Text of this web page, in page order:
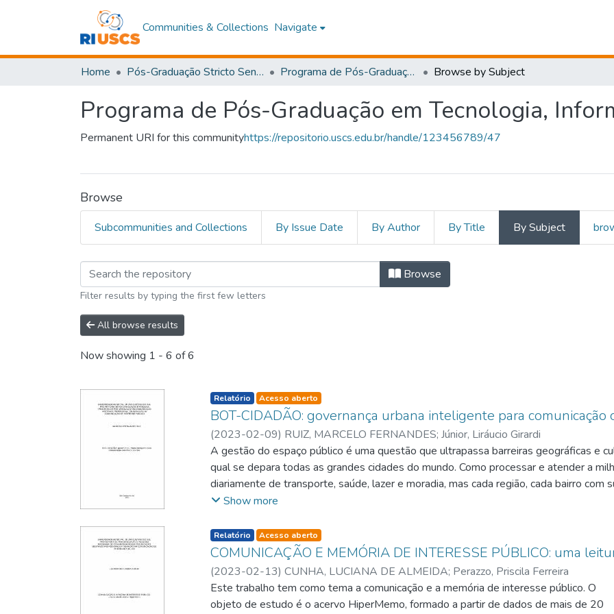
Communities & Collections Navigate
Home Pós-Graduação Stricto Sensu Programa de Pós-Graduação em Tecnologia, Informação e Comunicação Browse by Subject
Programa de Pós-Graduação em Tecnologia,
Permanent URI for this communityhttps://repositorio.uscs.edu.br/handle/123456789/47
Browse
Subcommunities and Collections By Issue Date By Author By Title By Subject
Browsing Programa de Pós-Graduação em
Browse
Filter results by typing the first few letters
All browse results
Now showing 1 - 6 of 6
listelement.badge.dso-type
Relatório Acesso aberto
BOT-CIDADÃO: governança urbana inteligente para comunicação
(2023-02-09) RUIZ, MARCELO FERNANDES; Júnior, Liráucio Girardi
A gestão do espaço público é uma questão que ultrapassa barreiras geográficas e
qual se depara todas as grandes cidades do mundo. Como processar e atender a
diariamente de transporte, saúde, lazer e moradia, mas cada região, cada bairro com
Há ainda toda uma gama de serviços necessários para o bom andamento de uma
objetivo estudar uma alternativa de Tecnologia de Informação e Comunicação (TIC)
administrações regionais no atendimento de zeladoria pública de forma mais
como base a dificuldade da população de usar os canais tradicionais oferecidos,
disponibilizado pela administração, mas no decorrer da pesquisa descobriu-se que
administrado: a falta de literacia digital das comunidades periféricas da cidade, que
Show more
listelement.badge.dso-type
Relatório Acesso aberto
COMUNICAÇÃO E MEMÓRIA DE INTERESSE PÚBLICO: uma
(2023-02-13) CUNHA, LUCIANA DE ALMEIDA; Perazzo, Priscila Ferreira
Este trabalho tem como tema a comunicação e a memória de interesse público. O
objeto de estudo é o acervo HiperMemo, formado a partir de dados de mais de 20